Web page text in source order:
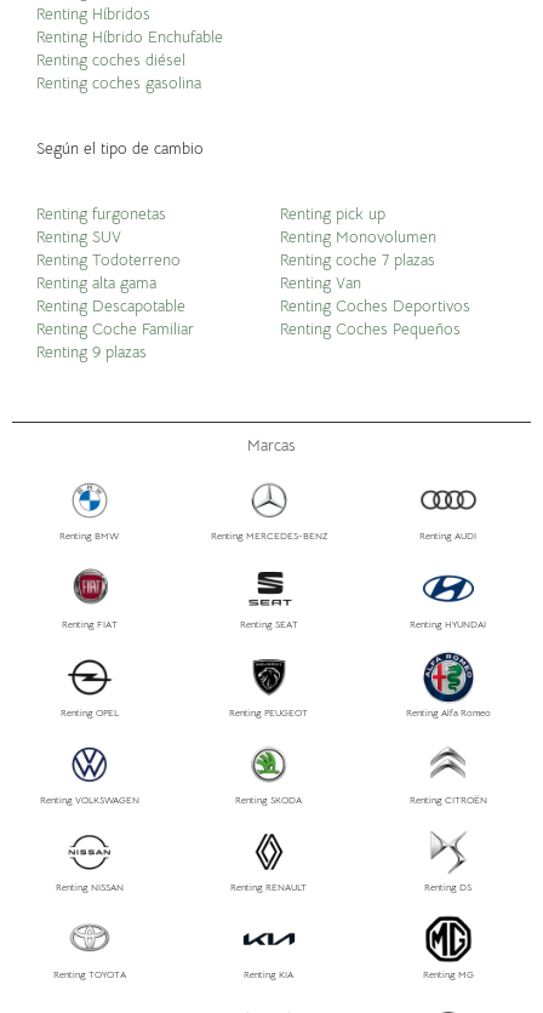
Renting Híbridos
Renting Híbrido Enchufable
Renting coches diésel
Renting coches gasolina
Según el tipo de cambio
Renting furgonetas
Renting SUV
Renting Todoterreno
Renting alta gama
Renting Descapotable
Renting Coche Familiar
Renting 9 plazas
Renting pick up
Renting Monovolumen
Renting coche 7 plazas
Renting Van
Renting Coches Deportivos
Renting Coches Pequeños
Marcas
Renting BMW Renting MERCEDES-BENZ Renting AUDI
Renting FIAT Renting SEAT Renting HYUNDAI
Renting OPEL Renting PEUGEOT Renting Alfa Romeo
Renting VOLKSWAGEN Renting SKODA Renting CITROËN
Renting NISSAN Renting RENAULT Renting DS
Renting TOYOTA Renting KIA Renting MG